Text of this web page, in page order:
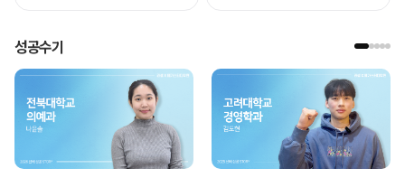
성공수기